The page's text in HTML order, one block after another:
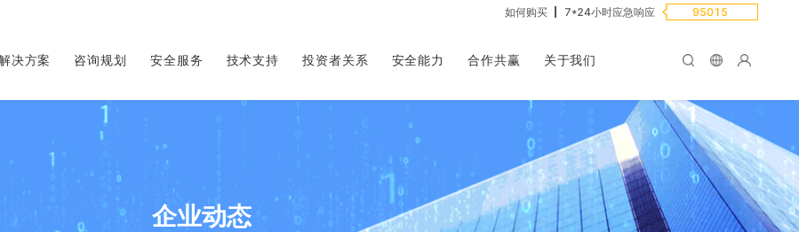
如何购买 7*24小时应急响应 95015
决方案 咨询规划 安全服务 技术支持 投资者关系 安全能力 合作共赢 关于我们
企业动态